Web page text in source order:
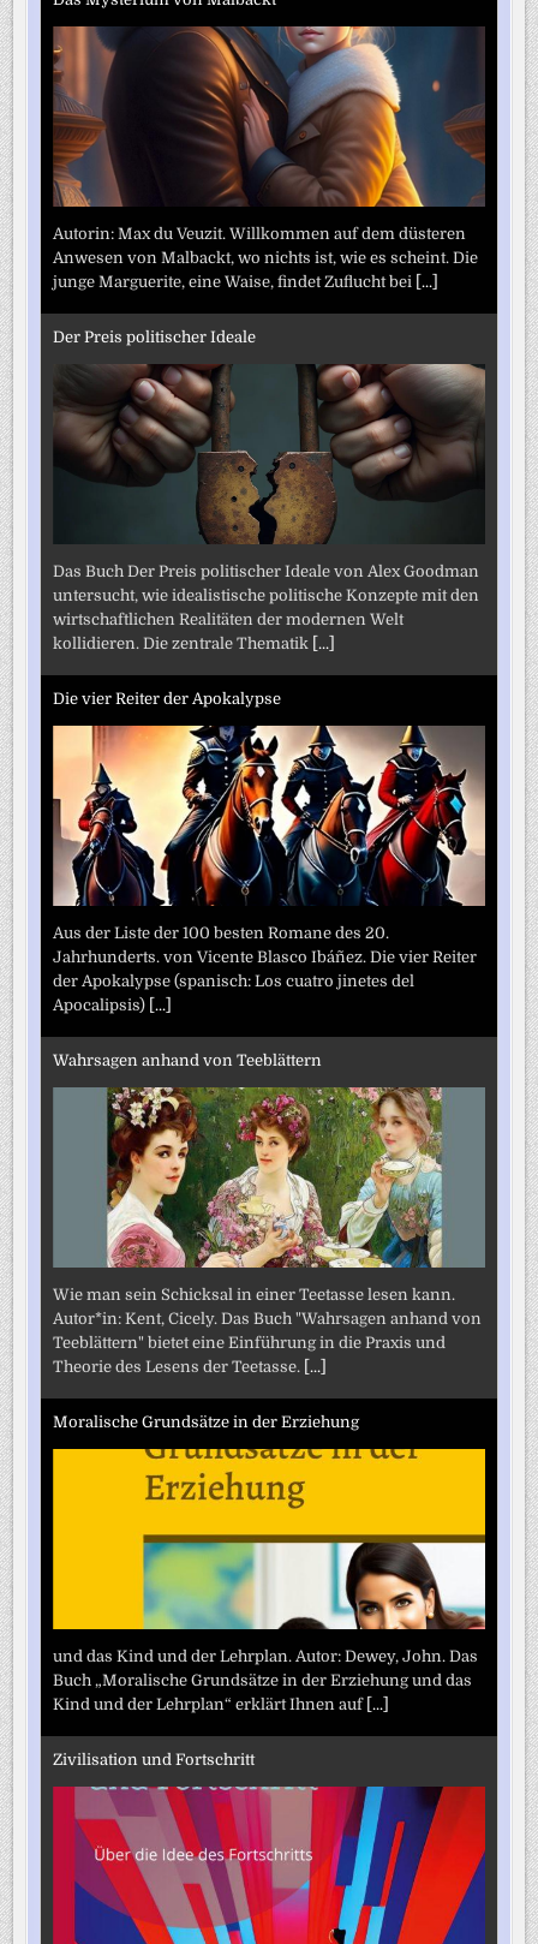
Autorin: Max du Veuzit. Willkommen auf dem düsteren
Anwesen von Malbackt, wo nichts ist, wie es scheint. Die
junge Marguerite, eine Waise, findet Zuflucht bei [...]
Der Preis politischer Ideale
Das Buch Der Preis politischer Ideale von Alex Goodman
untersucht, wie idealistische politische Konzepte mit den
wirtschaftlichen Realitäten der modernen Welt
kollidieren. Die zentrale Thematik [...]
Die vier Reiter der Apokalypse
Aus der Liste der 100 besten Romane des 20.
Jahrhunderts. von Vicente Blasco Ibáñez. Die vier Reiter
der Apokalypse (spanisch: Los cuatro jinetes del
Apocalipsis) [...]
Wahrsagen anhand von Teeblättern
Wie man sein Schicksal in einer Teetasse lesen kann.
Autor*in: Kent, Cicely. Das Buch "Wahrsagen anhand von
Teeblättern" bietet eine Einführung in die Praxis und
Theorie des Lesens der Teetasse. [...]
Moralische Grundsätze in der Erziehung
und das Kind und der Lehrplan. Autor: Dewey, John. Das
Buch „Moralische Grundsätze in der Erziehung und das
Kind und der Lehrplan“ erklärt Ihnen auf [...]
Zivilisation und Fortschritt